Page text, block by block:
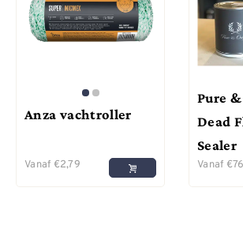
Anza vachtroller
Vanaf €2,79
Pure
Dead
Sealer
Vanaf €